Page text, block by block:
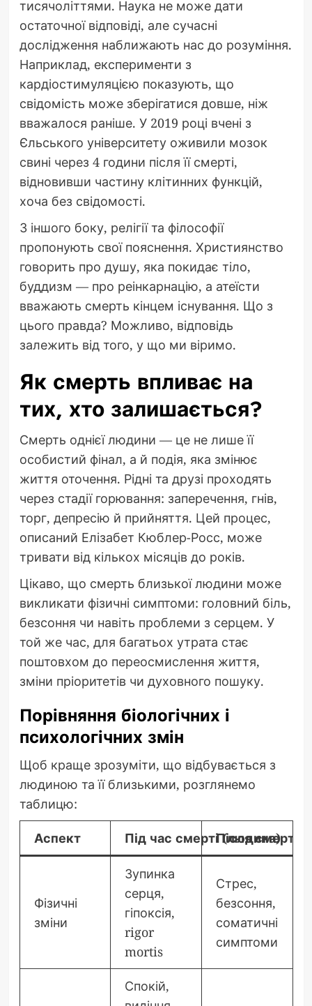
тисячоліттями. Наука не може дати
остаточної відповіді, але сучасні
дослідження наближають нас до розуміння.
Наприклад, експерименти з
кардіостимуляцією показують, що
свідомість може зберігатися довше, ніж
вважалося раніше. У 2019 році вчені з
Єльського університету оживили мозок
свині через 4 години після її смерті,
відновивши частину клітинних функцій,
хоча без свідомості.
З іншого боку, релігії та філософії
пропонують свої пояснення. Християнство
говорить про душу, яка покидає тіло,
буддизм — про реінкарнацію, а атеїсти
вважають смерть кінцем існування. Що з
цього правда? Можливо, відповідь
залежить від того, у що ми віримо.
Як смерть впливає на
тих, хто залишається?
Смерть однієї людини — це не лише її
особистий фінал, а й подія, яка змінює
життя оточення. Рідні та друзі проходять
через стадії горювання: заперечення, гнів,
торг, депресію й прийняття. Цей процес,
описаний Елізабет Кюблер-Росс, може
тривати від кількох місяців до років.
Цікаво, що смерть близької людини може
викликати фізичні симптоми: головний біль,
безсоння чи навіть проблеми з серцем. У
той же час, для багатьох утрата стає
поштовхом до переосмислення життя,
зміни пріоритетів чи духовного пошуку.
Порівняння біологічних і
психологічних змін
Щоб краще зрозуміти, що відбувається з
людиною та її близькими, розглянемо
таблицю:
Аспект Під час смерті (людина)
Після смерті
Фізичні
зміни
Зупинка
серця,
гіпоксія,
rigor
mortis
Стрес,
безсоння,
соматичні
симптоми
Спокій,